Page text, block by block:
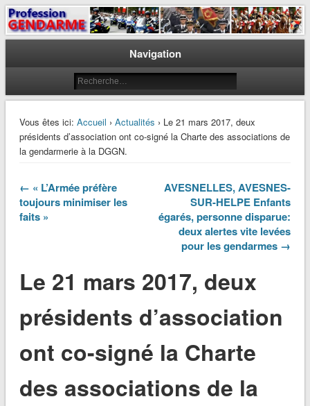
Profession Gendarme
Le journal des gendarmes
Navigation
Vous êtes ici: Accueil › Actualités › Le 21 mars 2017, deux
présidents d’association ont co-signé la Charte des associations de
la gendarmerie à la DGGN.
← « L’Armée préfère
toujours minimiser les
faits »
AVESNELLES, AVESNES-
SUR-HELPE Enfants
égarés, personne disparue:
deux alertes vite levées
pour les gendarmes →
Le 21 mars 2017, deux
présidents d’association
ont co-signé la Charte
des associations de la